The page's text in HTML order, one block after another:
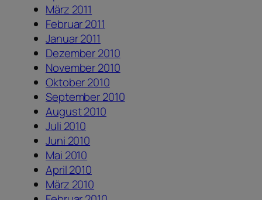
März 2011
Februar 2011
Januar 2011
Dezember 2010
November 2010
Oktober 2010
September 2010
August 2010
Juli 2010
Juni 2010
Mai 2010
April 2010
März 2010